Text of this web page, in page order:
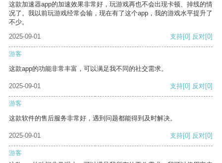
这款加速器app的加速效果非常好，玩游戏再也不会出现卡顿、掉线的情
况了。我以前玩游戏经常会输，现在有了这个app，我的游戏水平提升了
不少。
2025-09-01
支持[0] 反对[0]
游客
这款app的功能非常丰富，可以满足我不同的社交需求。
2025-09-01 支持[0] 反对[0]
游客
这款软件的售后服务非常好，遇到问题都能得到及时解决。
2025-09-01 支持[0] 反对[0]
游客